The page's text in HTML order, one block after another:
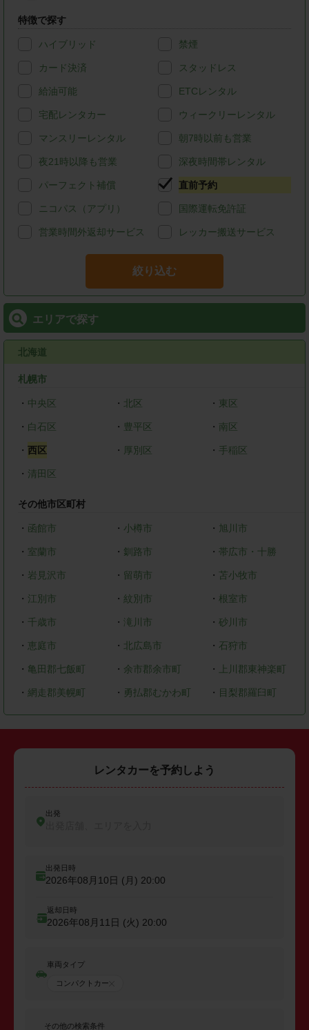
特徴で探す
ハイブリッド 禁煙
カード決済 スタッドレス
給油可能 ETCレンタル
宅配レンタカー ウィークリーレンタル
マンスリーレンタル 朝7時以前も営業
夜21時以降も営業 深夜時間帯レンタル
パーフェクト補償 直前予約
ニコパス（アプリ） 国際運転免許証
営業時間外返却サービス レッカー搬送サービス
絞り込む
エリアで探す
北海道
札幌市
・ 中央区 ・ 北区 ・ 東区
・ 白石区 ・ 豊平区 ・ 南区
・ 西区 ・ 厚別区 ・ 手稲区
・ 清田区
その他市区町村
・ 函館市 ・ 小樽市 ・ 旭川市
・ 室蘭市 ・ 釧路市 ・ 帯広市・十勝
・ 岩見沢市 ・ 留萌市 ・苫小牧市
・ 江別市 ・ 紋別市 ・ 根室市
・ 千歳市 ・ 滝川市 ・砂川市
・ 恵庭市 ・ 北広島市 ・ 石狩市
・ 亀田郡七飯町 ・ 余市郡余市町 ・ 上川郡東神楽町
・ 網走郡美幌町 ・ 勇払郡むかわ町 ・ 目梨郡羅臼町
レンタカーを予約しよう
出発
出発日時
2026年08月10日 (月) 20:00
返却日時
2026年08月11日 (火) 20:00
車両タイプ
コンパクトカー
その他の検索条件